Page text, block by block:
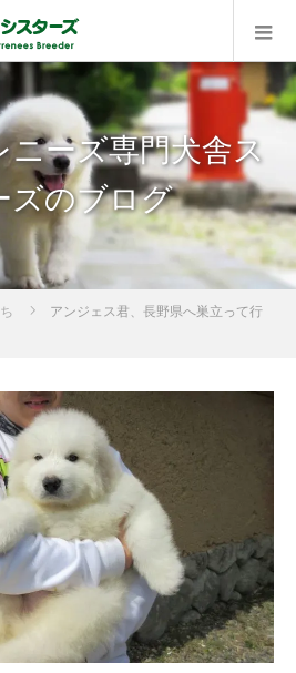
ニーズ専門犬舎ス
ズのブログ
アンジェス君、長野県へ巣立って行